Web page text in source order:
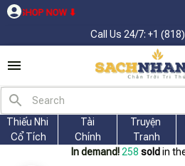
⬇
Call Us 24/7: +1
Thiếu Nhi
Cổ Tích
Tài
Chính
Truyện
Tranh
In demand! 258 sold in